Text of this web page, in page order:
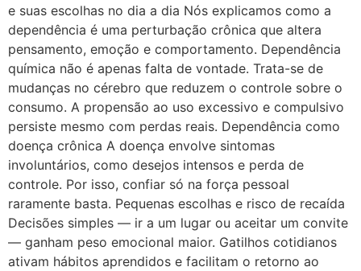
e suas escolhas no dia a dia Nós explicamos como a
dependência é uma perturbação crônica que altera
pensamento, emoção e comportamento. Dependência
química não é apenas falta de vontade. Trata-se de
mudanças no cérebro que reduzem o controle sobre o
consumo. A propensão ao uso excessivo e compulsivo
persiste mesmo com perdas reais. Dependência como
doença crônica A doença envolve sintomas
involuntários, como desejos intensos e perda de
controle. Por isso, confiar só na força pessoal
raramente basta. Pequenas escolhas e risco de recaída
Decisões simples — ir a um lugar ou aceitar um convite
— ganham peso emocional maior. Gatilhos cotidianos
ativam hábitos aprendidos e facilitam o retorno ao